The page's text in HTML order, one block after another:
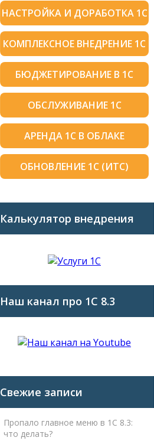
НАСТРОЙКА И ДОРАБОТКА 1С
КОМПЛЕКСНОЕ ВНЕДРЕНИЕ 1С
БЮДЖЕТИРОВАНИЕ В 1С
ОБСЛУЖИВАНИЕ 1С
АРЕНДА 1С В ОБЛАКЕ
ОБНОВЛЕНИЕ 1С (ИТС)
Калькулятор внедрения
Наш канал про 1С 8.3
Свежие записи
Пропало главное меню в 1С 8.3:
что делать?